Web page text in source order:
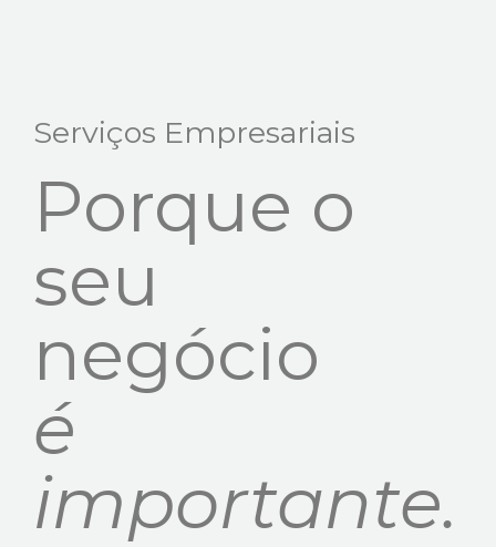
Serviços Empresariais
Porque o
seu
negócio
é
importante.